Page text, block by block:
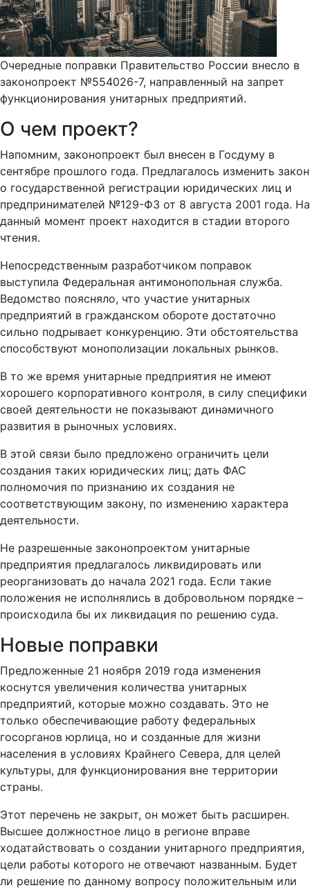
Очередные поправки Правительство России внесло в
законопроект №554026-7, направленный на запрет
функционирования унитарных предприятий.
О чем проект?
Напомним, законопроект был внесен в Госдуму в
сентябре прошлого года. Предлагалось изменить закон
о государственной регистрации юридических лиц и
предпринимателей №129-ФЗ от 8 августа 2001 года. На
данный момент проект находится в стадии второго
чтения.
Непосредственным разработчиком поправок
выступила Федеральная антимонопольная служба.
Ведомство поясняло, что участие унитарных
предприятий в гражданском обороте достаточно
сильно подрывает конкуренцию. Эти обстоятельства
способствуют монополизации локальных рынков.
В то же время унитарные предприятия не имеют
хорошего корпоративного контроля, в силу специфики
своей деятельности не показывают динамичного
развития в рыночных условиях.
В этой связи было предложено ограничить цели
создания таких юридических лиц; дать ФАС
полномочия по признанию их создания не
соответствующим закону, по изменению характера
деятельности.
Не разрешенные законопроектом унитарные
предприятия предлагалось ликвидировать или
реорганизовать до начала 2021 года. Если такие
положения не исполнялись в добровольном порядке –
происходила бы их ликвидация по решению суда.
Новые поправки
Предложенные 21 ноября 2019 года изменения
коснутся увеличения количества унитарных
предприятий, которые можно создавать. Это не
только обеспечивающие работу федеральных
госорганов юрлица, но и созданные для жизни
населения в условиях Крайнего Севера, для целей
культуры, для функционирования вне территории
страны.
Этот перечень не закрыт, он может быть расширен.
Высшее должностное лицо в регионе вправе
ходатайствовать о создании унитарного предприятия,
цели работы которого не отвечают названным. Будет
ли решение по данному вопросу положительным или